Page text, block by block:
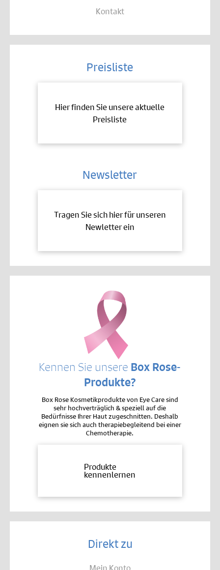
Kontakt
Preisliste
Hier finden Sie unsere aktuelle
Preisliste
Newsletter
Tragen Sie sich hier für unseren
Newletter ein
Kennen Sie unsere Box Rose-
Produkte?
Box Rose Kosmetikprodukte von Eye Care sind
sehr hochverträglich & speziell auf die
Bedürfnisse Ihrer Haut zugeschnitten. Deshalb
eignen sie sich auch therapiebegleitend bei einer
Chemotherapie.
Produkte
kennenlernen
Direkt zu
Mein Konto